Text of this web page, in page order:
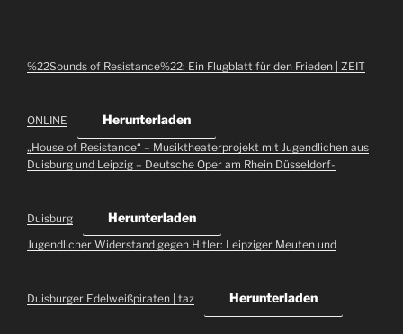
%22Sounds of Resistance%22: Ein Flugblatt für den Frieden | ZEIT
ONLINE Herunterladen
„House of Resistance“ – Musiktheaterprojekt mit Jugendlichen aus
Duisburg und Leipzig – Deutsche Oper am Rhein Düsseldorf-
Duisburg Herunterladen
Jugendlicher Widerstand gegen Hitler: Leipziger Meuten und
Duisburger Edelweißpiraten | taz Herunterladen